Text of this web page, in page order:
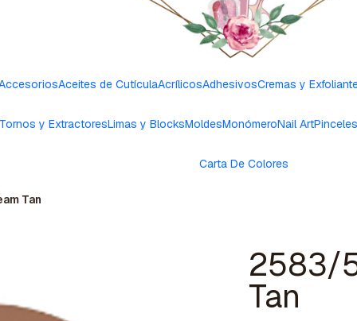
Aceites de CutículaAcrílicosAdhesivosCremas y
y ExtractoresLimas y BlocksMoldesMonómeroNail ArtPinceles
Carta De Colores
Tan
2583/
Tan